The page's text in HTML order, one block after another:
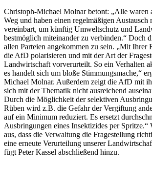
Christoph-Michael Molnar betont: „Alle waren
Weg und haben einen regelmäßigen Austausch
vereinbart, um künftig Umweltschutz und
bestmöglich miteinander zu verbinden.“ Doch
allen Parteien angekommen zu sein. „Mit Ihrer
die AfD polarisieren und mit der Art der
Landwirtschaft vorverurteilt. So ein Verhalten
es handelt sich um bloße Stimmungsmache,“
Michael Molnar. Außerdem zeigt die AfD mit
sich mit der Thematik nicht ausreichend
Durch die Möglichkeit der selektiven
Rüben wird z.B. die Gefahr der Vergiftung
auf ein Minimum reduziert. Es ersetzt
Ausbringungen eines Insektizides per Spritze.“
aus, dass die Verwaltung die Fragestellung
eine erneute Verurteilung unserer
fügt Peter Kassel abschließend hinzu.